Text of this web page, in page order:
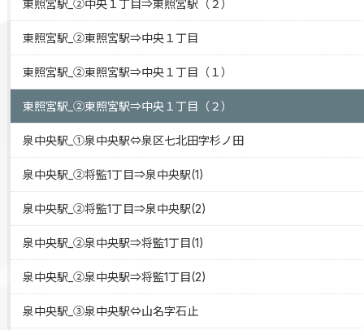
東照宮駅_②中央１丁目⇒東照宮駅（２）
東照宮駅_②東照宮駅⇒中央１丁目
東照宮駅_②東照宮駅⇒中央１丁目（１）
東照宮駅_②東照宮駅⇒中央１丁目（２）
泉中央駅_①泉中央駅⇔泉区七北田字杉ノ田
泉中央駅_②将監1丁目⇒泉中央駅(1)
泉中央駅_②将監1丁目⇒泉中央駅(2)
泉中央駅_②泉中央駅⇒将監1丁目(1)
泉中央駅_②泉中央駅⇒将監1丁目(2)
泉中央駅_③泉中央駅⇔山名字石止